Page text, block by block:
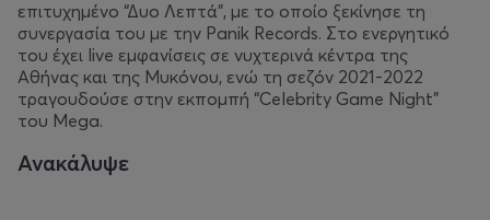
επιτυχημένο “Δυο Λεπτά”, με το οποίο ξεκίνησε τη
συνεργασία του με την Panik Records. Στο ενεργητικό
του έχει live εμφανίσεις σε νυχτερινά κέντρα της
Αθήνας και της Μυκόνου, ενώ τη σεζόν 2021-2022
τραγουδούσε στην εκπομπή “Celebrity Game Night”
του Mega.
Ανακάλυψε